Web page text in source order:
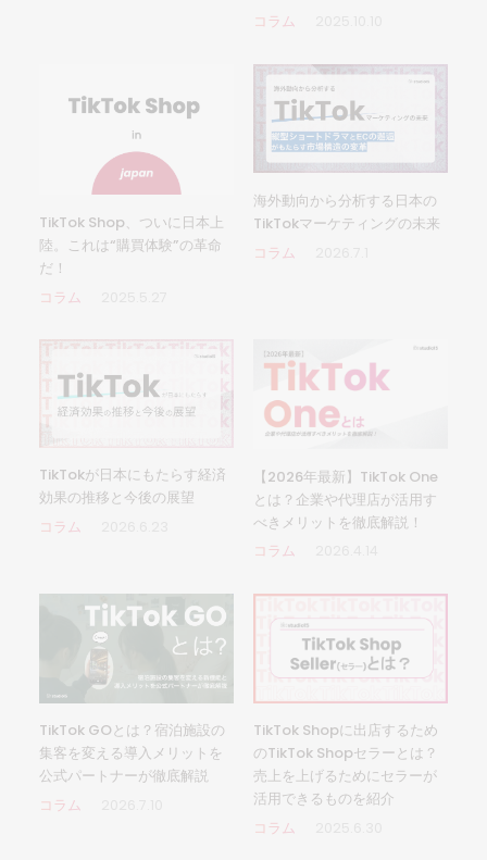
コラム
TikTok Shop、ついに日本上
陸。これは“購買体験”の革命
だ！
コラム
海外動向から分析する日本の
TikTokマーケティングの未来
コラム
TikTokが日本にもたらす経済
効果の推移と今後の展望
コラム
【2026年最新】TikTok One
とは？企業や代理店が活用す
べきメリットを徹底解説！
コラム
TikTok GOとは？宿泊施設の
集客を変える導入メリットを
公式パートナーが徹底解説
コラム
TikTok Shopに出店するため
のTikTok Shopセラーとは？
売上を上げるためにセラーが
活用できるものを紹介
コラム